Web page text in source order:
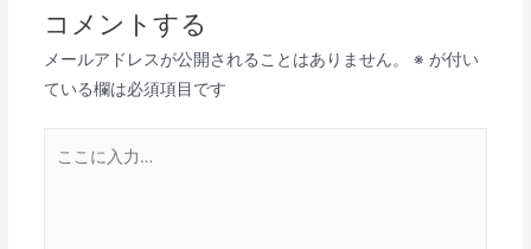
ゲ
ー
シ
ン
コメントする
メールアドレスが公開されることはありません。 ※ が付い
ている欄は必須項目です